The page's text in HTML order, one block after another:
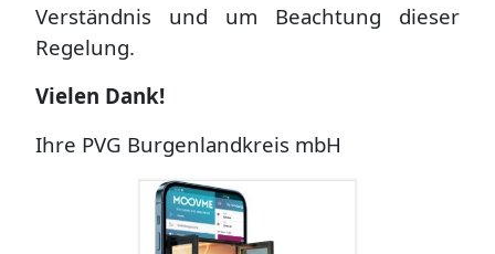
Verständnis und um Beachtung dieser
Regelung.
Vielen Dank!
Ihre PVG Burgenlandkreis mbH